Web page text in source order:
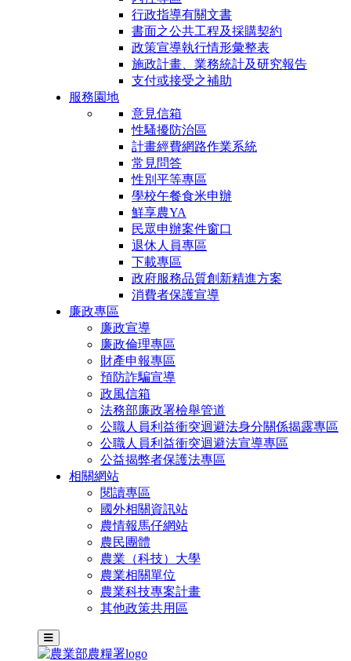
行政指導有關文書
書面之公共工程及採購契約
政策宣導執行情形彙整表
施政計畫、業務統計及研究報告
支付或接受之補助
服務園地
意見信箱
性騷擾防治區
計畫經費網路作業系統
常見問答
性別平等專區
學校午餐食米申辦
鮮享農YA
民眾申辦案件窗口
退休人員專區
下載專區
政府服務品質創新精進方案
消費者保護宣導
廉政專區
廉政宣導
廉政倫理專區
財產申報專區
預防詐騙宣導
政風信箱
法務部廉政署檢舉管道
公職人員利益衝突迴避法身分關係揭露專區
公職人員利益衝突迴避法宣導專區
公益揭弊者保護法專區
相關網站
閱讀專區
國外相關資訊站
農情報馬仔網站
農民團體
農業（科技）大學
農業相關單位
農業科技專案計畫
其他政策共用區
主選單